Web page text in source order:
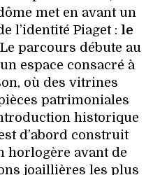
met en avant un
l’identité Piaget : le
parcours débute au
espace consacré à
où des vitrines
patrimoniales
historique
d’abord construit
horlogère avant de
joaillières les plus